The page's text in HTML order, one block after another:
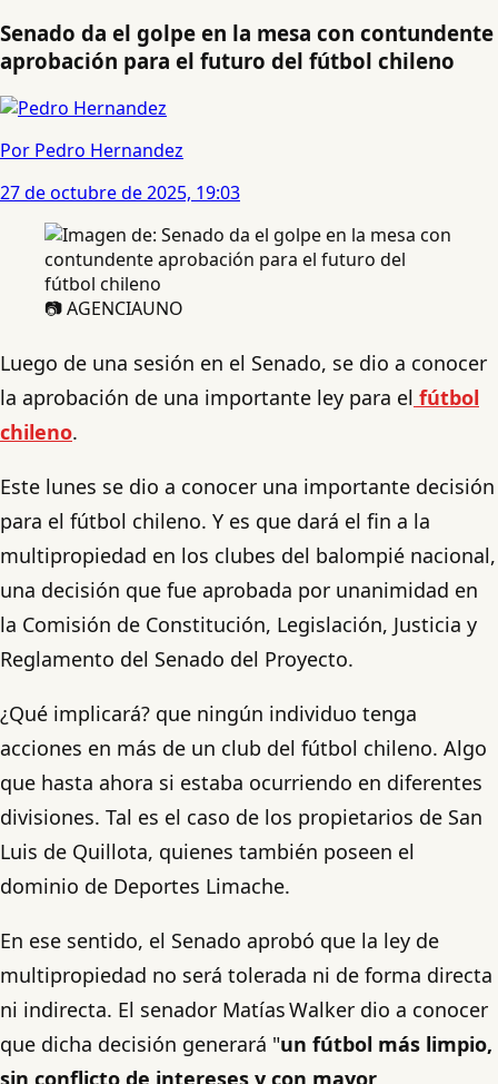
Senado da el golpe en la mesa con contundente
aprobación para el futuro del fútbol chileno
Por Pedro Hernandez
27 de octubre de 2025, 19:03
📷 AGENCIAUNO
Luego de una sesión en el Senado, se dio a conocer
la aprobación de una importante ley para el fútbol
chileno.
Este lunes se dio a conocer una importante decisión
para el fútbol chileno. Y es que dará el fin a la
multipropiedad en los clubes del balompié nacional,
una decisión que fue aprobada por unanimidad en
la Comisión de Constitución, Legislación, Justicia y
Reglamento del Senado del Proyecto.
¿Qué implicará? que ningún individuo tenga
acciones en más de un club del fútbol chileno. Algo
que hasta ahora si estaba ocurriendo en diferentes
divisiones. Tal es el caso de los propietarios de San
Luis de Quillota, quienes también poseen el
dominio de Deportes Limache.
En ese sentido, el Senado aprobó que la ley de
multipropiedad no será tolerada ni de forma directa
ni indirecta. El senador Matías Walker dio a conocer
que dicha decisión generará "un fútbol más limpio,
sin conflicto de intereses y con mayor